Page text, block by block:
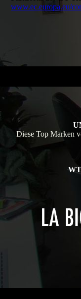
www.ec.europa.eu/
Diese Top Marken